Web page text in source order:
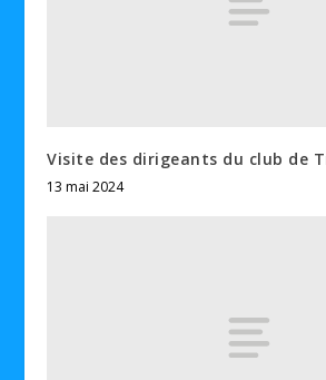
Visite des dirigeants du club de
13 mai 2024